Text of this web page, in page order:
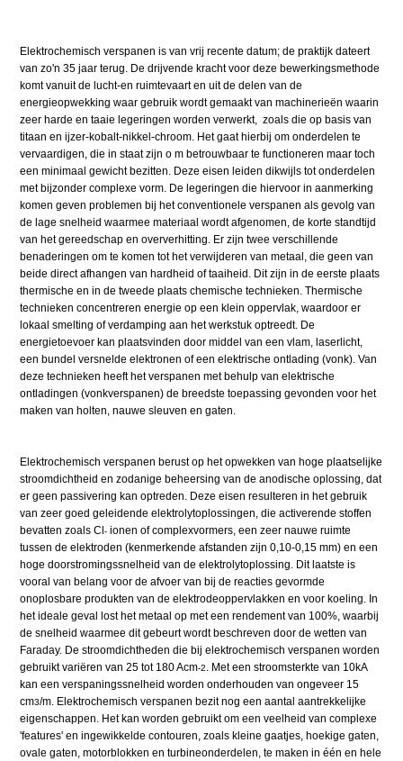
Elektrochemisch verspanen is van vrij recente datum; de praktijk dateert
van zo'n 35 jaar terug. De drijvende kracht voor deze bewerkingsmethode
komt vanuit de lucht-en ruimtevaart en uit de delen van de
energieopwekking waar gebruik wordt gemaakt van machinerieën waarin
zeer harde en taaie legeringen worden verwerkt, zoals die op basis van
titaan en ijzer-kobalt-nikkel-chroom. Het gaat hierbij om onderdelen te
vervaardigen, die in staat zijn o m betrouwbaar te functioneren maar toch
een minimaal gewicht bezitten. Deze eisen leiden dikwijls tot onderdelen
met bijzonder complexe vorm. De legeringen die hiervoor in aanmerking
komen geven problemen bij het conventionele verspanen als gevolg van
de lage snelheid waarmee materiaal wordt afgenomen, de korte standtijd
van het gereedschap en oververhitting. Er zijn twee verschillende
benaderingen om te komen tot het verwijderen van metaal, die geen van
beide direct afhangen van hardheid of taaiheid. Dit zijn in de eerste plaats
thermische en in de tweede plaats chemische technieken. Thermische
technieken concentreren energie op een klein oppervlak, waardoor er
lokaal smelting of verdamping aan het werkstuk optreedt. De
energietoevoer kan plaatsvinden door middel van een vlam, laserlicht,
een bundel versnelde elektronen of een elektrische ontlading (vonk). Van
deze technieken heeft het verspanen met behulp van elektrische
ontladingen (vonkverspanen) de breedste toepassing gevonden voor het
maken van holten, nauwe sleuven en gaten.
Elektrochemisch verspanen berust op het opwekken van hoge plaatselijke
stroomdichtheid en zodanige beheersing van de anodische oplossing, dat
er geen passivering kan optreden. Deze eisen resulteren in het gebruik
van zeer goed geleidende elektrolytoplossingen, die activerende stoffen
bevatten zoals Cl- ionen of complexvormers, een zeer nauwe ruimte
tussen de elektroden (kenmerkende afstanden zijn 0,10-0,15 mm) en een
hoge doorstromingssnelheid van de elektrolytoplossing. Dit laatste is
vooral van belang voor de afvoer van bij de reacties gevormde
onoplosbare produkten van de elektrodeoppervlakken en voor koeling. In
het ideale geval lost het metaal op met een rendement van 100%, waarbij
de snelheid waarmee dit gebeurt wordt beschreven door de wetten van
Faraday. De stroomdichtheden die bij elektrochemisch verspanen worden
gebruikt variëren van 25 tot 180 Acm-2. Met een stroomsterkte van 10kA
kan een verspaningssnelheid worden onderhouden van ongeveer 15
cm3/m. Elektrochemisch verspanen bezit nog een aantal aantrekkelijke
eigenschappen. Het kan worden gebruikt om een veelheid van complexe
'features' en ingewikkelde contouren, zoals kleine gaatjes, hoekige gaten,
ovale gaten, motorblokken en turbineonderdelen, te maken in één en hele